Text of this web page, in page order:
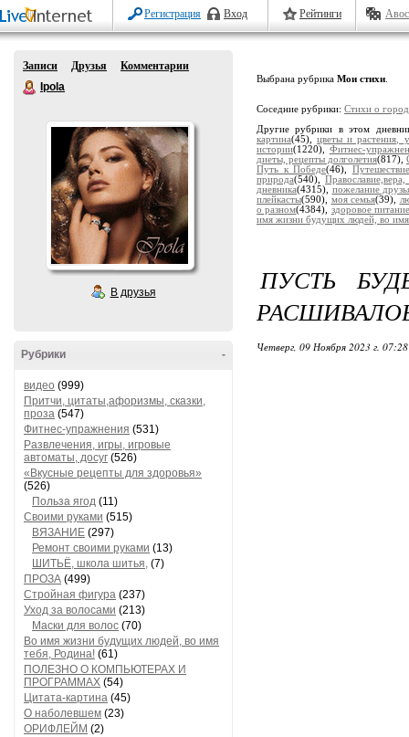
Регистрация Вход Рейтинги
Записи Друзья
Комментарии
Ipola
В друзья
-
Рубрики
видео (999)
Притчи, цитаты,афоризмы, сказки,
проза (547)
Фитнес-упражнения (531)
Развлечения, игры, игровые
автоматы, досуг (526)
«Вкусные рецепты для здоровья»
(526)
Польза ягод (11)
Своими руками (515)
ВЯЗАНИЕ (297)
Ремонт своими руками (13)
ШИТЬЁ, школа шитья, (7)
ПРОЗА (499)
Стройная фигура (237)
Уход за волосами (213)
Маски для волос (70)
Во имя жизни будущих людей, во имя
тебя, Родина! (61)
ПОЛЕЗНО О КОМПЬЮТЕРАХ И
ПРОГРАММАХ (54)
Цитата-картина (45)
О наболевшем (23)
ОРИФЛЕЙМ (2)
Выбрана рубрика Мои стихи
Соседние рубрики: Стихи о
Другие рубрики в этом
картина(45),цветы и растения,
истории(1220), Фитнес-
диеты, рецепты долголетия(817),
Путь к Победе(46),
природа(540),
дневника(4315), пожелание
плейкасты(590), моя семья(39),
о разном(4384), здоровое
имя жизни будущих людей, во
ПУСТЬ
Четверг, 09 Ноября 2023 г.